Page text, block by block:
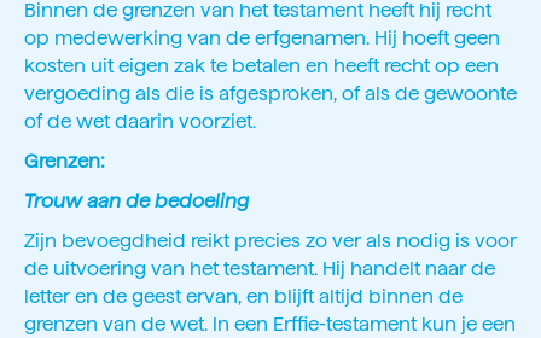
Binnen de grenzen van het testament heeft hij recht
op medewerking van de erfgenamen. Hij hoeft geen
kosten uit eigen zak te betalen en heeft recht op een
vergoeding als die is afgesproken, of als de gewoonte
of de wet daarin voorziet.
Grenzen:
Trouw aan de bedoeling
Zijn bevoegdheid reikt precies zo ver als nodig is voor
de uitvoering van het testament. Hij handelt naar de
letter en de geest ervan, en blijft altijd binnen de
grenzen van de wet. In een Erffie-testament kun je een